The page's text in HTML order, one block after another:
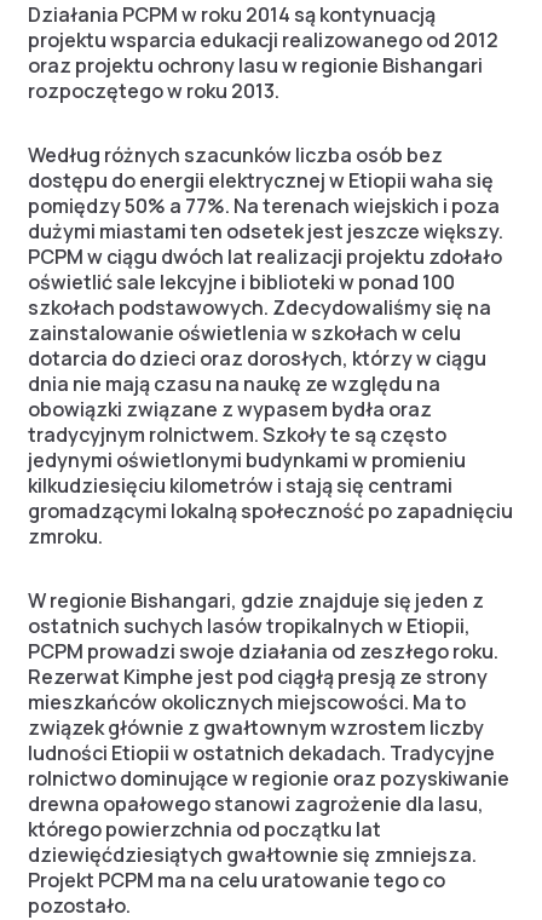
Działania PCPM w roku 2014 są kontynuacją
projektu wsparcia edukacji realizowanego od 2012
oraz projektu ochrony lasu w regionie Bishangari
rozpoczętego w roku 2013.
Według różnych szacunków liczba osób bez
dostępu do energii elektrycznej w Etiopii waha się
pomiędzy 50% a 77%. Na terenach wiejskich i poza
dużymi miastami ten odsetek jest jeszcze większy.
PCPM w ciągu dwóch lat realizacji projektu zdołało
oświetlić sale lekcyjne i biblioteki w ponad 100
szkołach podstawowych. Zdecydowaliśmy się na
zainstalowanie oświetlenia w szkołach w celu
dotarcia do dzieci oraz dorosłych, którzy w ciągu
dnia nie mają czasu na naukę ze względu na
obowiązki związane z wypasem bydła oraz
tradycyjnym rolnictwem. Szkoły te są często
jedynymi oświetlonymi budynkami w promieniu
kilkudziesięciu kilometrów i stają się centrami
gromadzącymi lokalną społeczność po zapadnięciu
zmroku.
W regionie Bishangari, gdzie znajduje się jeden z
ostatnich suchych lasów tropikalnych w Etiopii,
PCPM prowadzi swoje działania od zeszłego roku.
Rezerwat Kimphe jest pod ciągłą presją ze strony
mieszkańców okolicznych miejscowości. Ma to
związek głównie z gwałtownym wzrostem liczby
ludności Etiopii w ostatnich dekadach. Tradycyjne
rolnictwo dominujące w regionie oraz pozyskiwanie
drewna opałowego stanowi zagrożenie dla lasu,
którego powierzchnia od początku lat
dziewięćdziesiątych gwałtownie się zmniejsza.
Projekt PCPM ma na celu uratowanie tego co
pozostało.